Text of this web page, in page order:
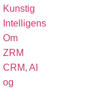
Kunstig
Intelligens
Om
ZRM
CRM, AI
og